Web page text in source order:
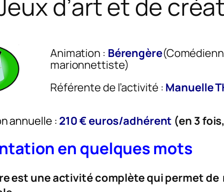
d’art et de
Animation : Bérengère
marionnettiste)
Référente de l’activité : Manuelle
annuelle :210 € euros/adhérent (en 3
en quelques mots
est une activité complète qui permet